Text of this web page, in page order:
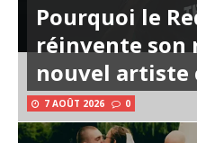
Pourquoi le
réinvente son
nouvel artiste
7 AOÛT 2026 0